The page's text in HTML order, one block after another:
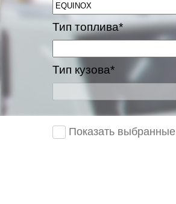
Тип топлива*
Тип кузова*
Показать выбранные